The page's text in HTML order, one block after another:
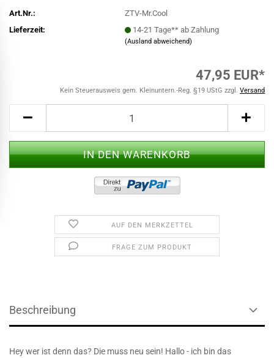
Art.Nr.:
ZTV-Mr.Cool
Lieferzeit:
14-21 Tage** ab Zahlung
(Ausland abweichend)
47,95 EUR*
Kein Steuerausweis gem. Kleinuntern.-Reg. §19 UStG zzgl. Versand
AUF DEN MERKZETTEL
FRAGE ZUM PRODUKT
Beschreibung
Hey wer ist denn das? Die muss neu sein! Hallo - ich bin das